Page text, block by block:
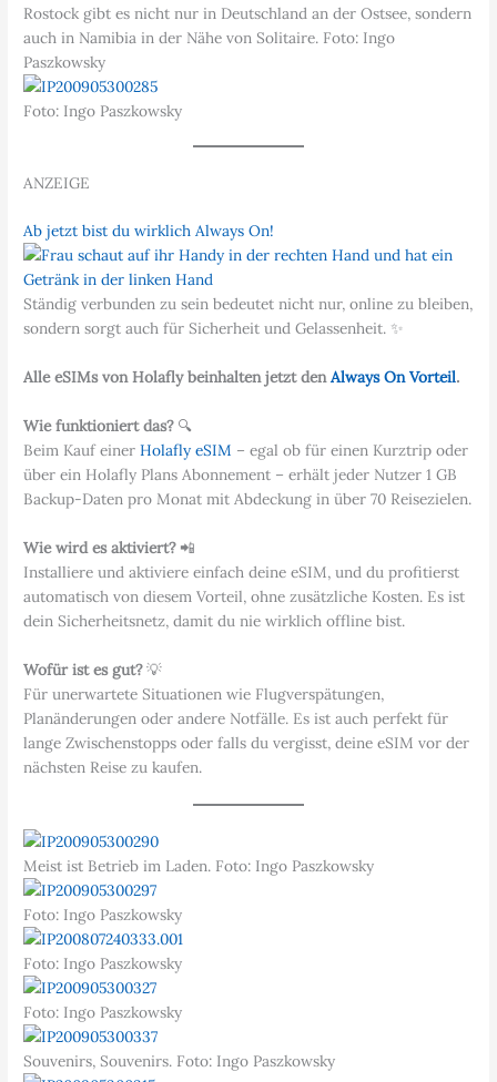
Rostock gibt es nicht nur in Deutschland an der Ostsee, sondern
auch in Namibia in der Nähe von Solitaire. Foto: Ingo
Paszkowsky
Foto: Ingo Paszkowsky
ANZEIGE
Ab jetzt bist du wirklich Always On!
Ständig verbunden zu sein bedeutet nicht nur, online zu bleiben,
sondern sorgt auch für Sicherheit und Gelassenheit. ✨
Alle eSIMs von Holafly beinhalten jetzt denAlways On Vorteil.
Wie funktioniert das? 🔍
Beim Kauf einerHolafly eSIM – egal ob für einen Kurztrip oder
über ein Holafly Plans Abonnement – erhält jeder Nutzer 1 GB
Backup-Daten pro Monat mit Abdeckung in über 70 Reisezielen.
Wie wird es aktiviert?📲
Installiere und aktiviere einfach deine eSIM, und du profitierst
automatisch von diesem Vorteil, ohne zusätzliche Kosten. Es ist
dein Sicherheitsnetz, damit du nie wirklich offline bist.
Wofür ist es gut?💡
Für unerwartete Situationen wie Flugverspätungen,
Planänderungen oder andere Notfälle. Es ist auch perfekt für
lange Zwischenstopps oder falls du vergisst, deine eSIM vor der
nächsten Reise zu kaufen.
Meist ist Betrieb im Laden. Foto: Ingo Paszkowsky
Foto: Ingo Paszkowsky
Foto: Ingo Paszkowsky
Foto: Ingo Paszkowsky
Souvenirs, Souvenirs. Foto: Ingo Paszkowsky